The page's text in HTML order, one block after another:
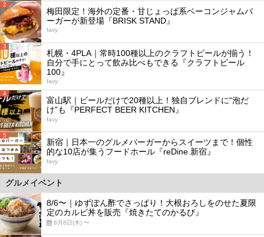
2
梅田限定！海外の定番・甘じょっぱ系ベーコンジャムバ
ーガーが新登場『BRISK STAND』
favy
3
札幌・4PLA｜常時100種以上のクラフトビールが揃う！
自分で手にとって飲み比べもできる『クラフトビール
100』
favy
4
富山駅｜ビールだけで20種以上！独自ブレンドに“泡だ
け”も『PERFECT BEER KITCHEN』
favy
5
新宿｜日本一のグルメバーガーからスイーツまで！個性
的な10店が集うフードホール『reDine 新宿』
favy
グルメイベント
8/6〜｜ゆずぽん酢でさっぱり！大根おろしをのせた夏限
定のカルビ丼を販売『焼きたてのかるび』
8月6日(木) 〜